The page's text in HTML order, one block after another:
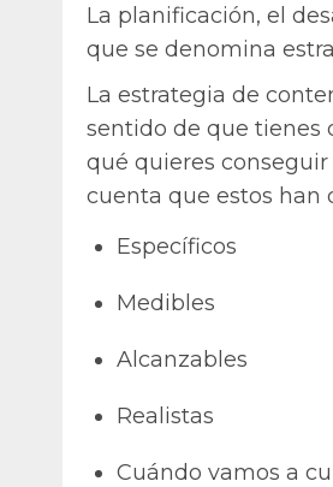
La planificación, el
que se denomina
La estrategia de
sentido de que tienes
qué quieres
cuenta que estos han
Específicos
Medibles
Alcanzables
Realistas
Cuándo vamos a